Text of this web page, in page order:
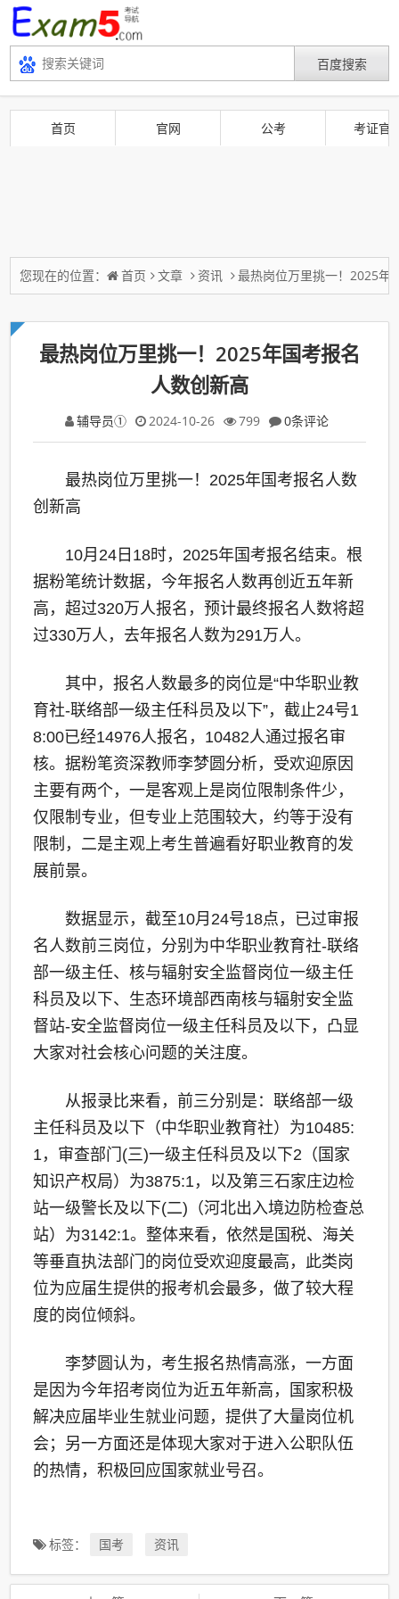
首页 官网 公考 考证官
您现在的位置： 首页 文章 资讯 最热岗位万里挑一！2025年
最热岗位万里挑一！2025年国考报名
人数创新高
辅导员① 2024-10-26 799 0条评论
最热岗位万里挑一！2025年国考报名人数
创新高
10月24日18时，2025年国考报名结束。根
据粉笔统计数据，今年报名人数再创近五年新
高，超过320万人报名，预计最终报名人数将超
过330万人，去年报名人数为291万人。
其中，报名人数最多的岗位是“中华职业教
育社-联络部一级主任科员及以下”，截止24号1
8:00已经14976人报名，10482人通过报名审
核。据粉笔资深教师李梦圆分析，受欢迎原因
主要有两个，一是客观上是岗位限制条件少，
仅限制专业，但专业上范围较大，约等于没有
限制，二是主观上考生普遍看好职业教育的发
展前景。
数据显示，截至10月24号18点，已过审报
名人数前三岗位，分别为中华职业教育社-联络
部一级主任、核与辐射安全监督岗位一级主任
科员及以下、生态环境部西南核与辐射安全监
督站-安全监督岗位一级主任科员及以下，凸显
大家对社会核心问题的关注度。
从报录比来看，前三分别是：联络部一级
主任科员及以下（中华职业教育社）为10485:
1，审查部门(三)一级主任科员及以下2（国家
知识产权局）为3875:1，以及第三石家庄边检
站一级警长及以下(二)（河北出入境边防检查总
站）为3142:1。整体来看，依然是国税、海关
等垂直执法部门的岗位受欢迎度最高，此类岗
位为应届生提供的报考机会最多，做了较大程
度的岗位倾斜。
李梦圆认为，考生报名热情高涨，一方面
是因为今年招考岗位为近五年新高，国家积极
解决应届毕业生就业问题，提供了大量岗位机
会；另一方面还是体现大家对于进入公职队伍
的热情，积极回应国家就业号召。
标签： 国考 资讯